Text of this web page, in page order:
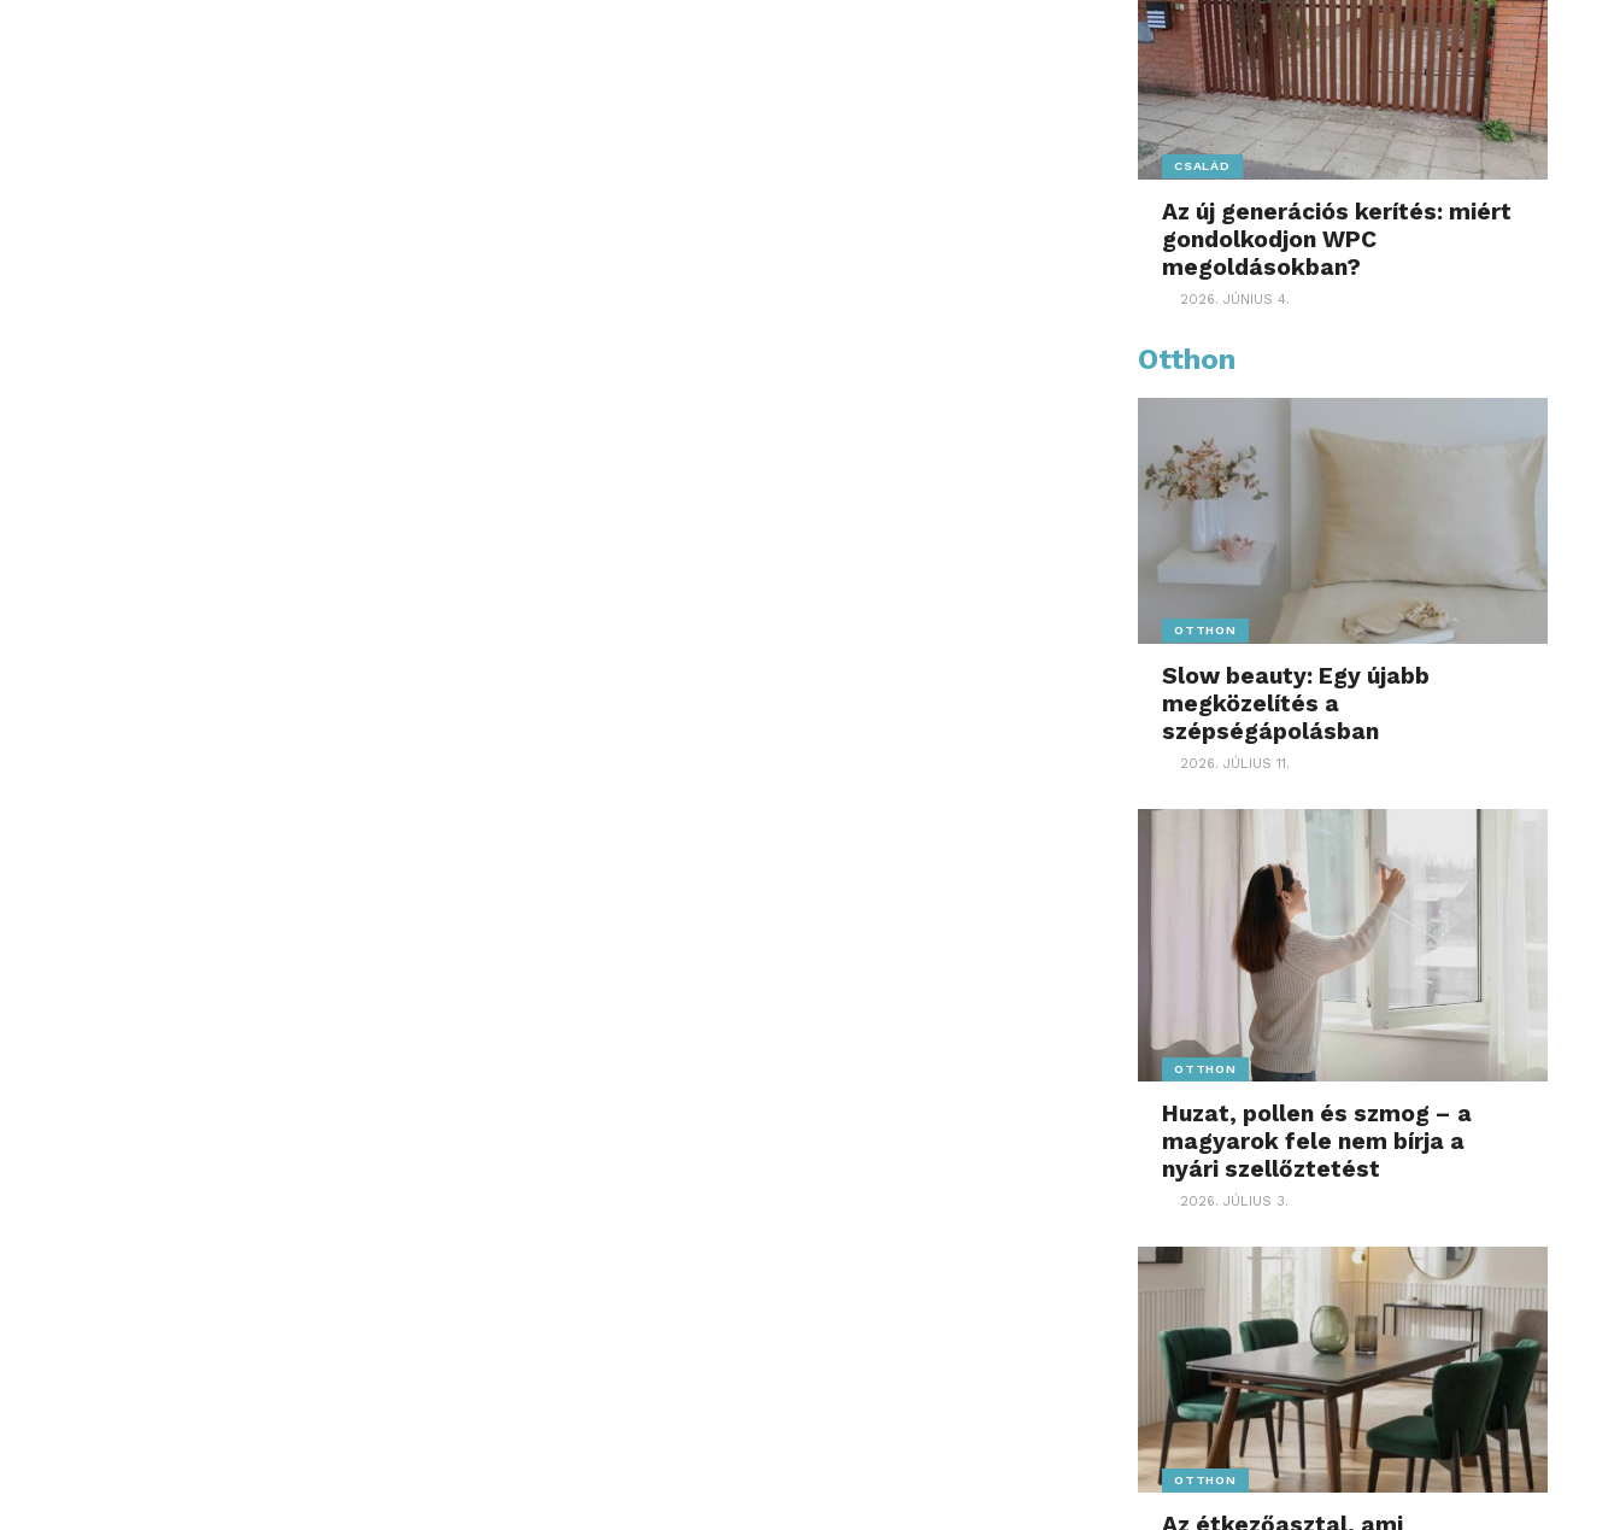
CSALÁD
Az új generációs kerítés: miért
gondolkodjon WPC
megoldásokban?
2026. JÚNIUS 4.
Otthon
OTTHON
Slow beauty: Egy újabb
megközelítés a
szépségápolásban
2026. JÚLIUS 11.
OTTHON
Huzat, pollen és szmog – a
magyarok fele nem bírja a
nyári szellőztetést
2026. JÚLIUS 3.
OTTHON